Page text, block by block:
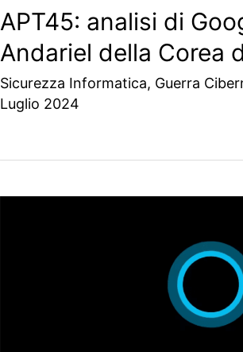
APT45: analisi di
Andariel della Corea
Sicurezza Informatica, Guerra
Luglio 2024